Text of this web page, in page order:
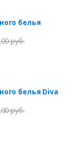
белья
руб.
белья Diva
руб.